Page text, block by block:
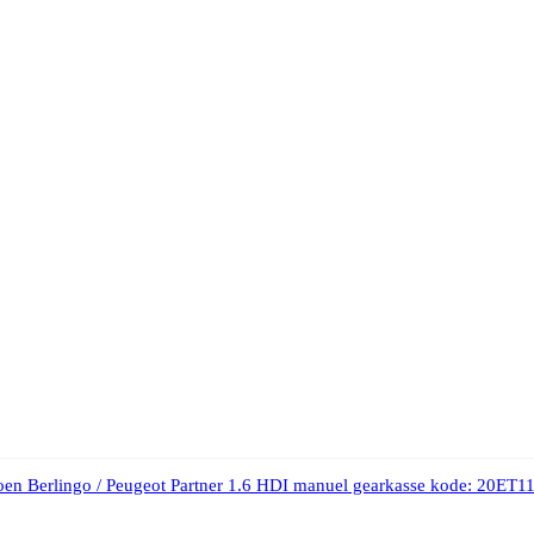
Berlingo / Peugeot Partner 1.6 HDI manuel gearkasse kode: 20ET11